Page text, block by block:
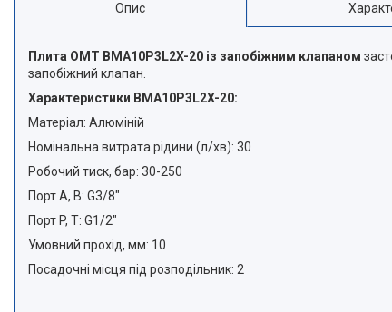
Опис
Плита OMT BMA10P3L2X-20 із запобіжним клапаном
запобіжний клапан.
Характеристики BMA10P3L2X-20:
Матеріал: Алюміній
Номінальна витрата рідини (л/хв): 30
Робочий тиск, бар: 30-250
Порт A, B: G3/8"
Порт P, T: G1/2"
Умовний прохід, мм: 10
Посадочні місця під розподільник: 2